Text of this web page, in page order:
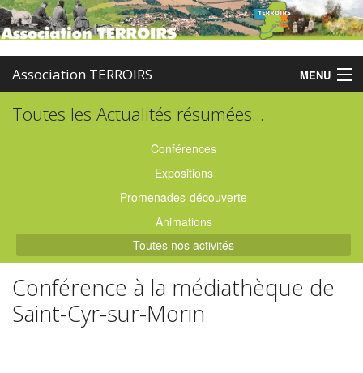
Association TERROIRS MENU
Accueil
Partenaires
Enquêtes
Contact
Toutes les Actualités résumées...
Conférences
Expositions
Promenades-découverte
Animations
Toutes nos activités
Conférence à la médiathèque de
Saint-Cyr-sur-Morin